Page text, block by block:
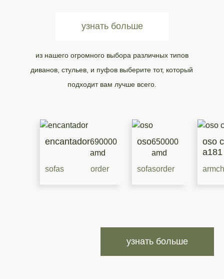
узнать больше
бестселлеры
из нашего огромного выбора различных типов
диванов, стульев, и пуфов выберите тот, который
подходит вам лучше всего.
encantador690000
amd
sofas
order
oso650000
amd
sofasorder
oso
a181
узнать больше